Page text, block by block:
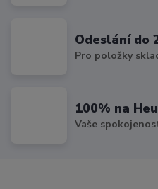
Odeslání do
Pro položky
100% na
Vaše